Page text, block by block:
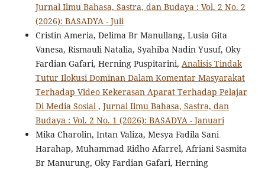
Jurnal Ilmu Bahasa, Sastra, dan Budaya : Vol. 2 No. 2
(2026): BASADYA - Juli
Cristin Ameria, Delima Br Manullang, Lusia Gita
Vanesa, Rismauli Natalia, Syahiba Nadin Yusuf, Oky
Fardian Gafari, Herning Puspitarini, Analisis Tindak
Tutur Ilokusi Dominan Dalam Komentar Masyarakat
Terhadap Video Kekerasan Aparat Terhadap Pelajar
Di Media Sosial , Jurnal Ilmu Bahasa, Sastra, dan
Budaya : Vol. 2 No. 1 (2026): BASADYA - Januari
Mika Charolin, Intan Valiza, Mesya Fadila Sani
Harahap, Muhammad Ridho Afarrel, Afriani Sasmita
Br Manurung, Oky Fardian Gafari, Herning